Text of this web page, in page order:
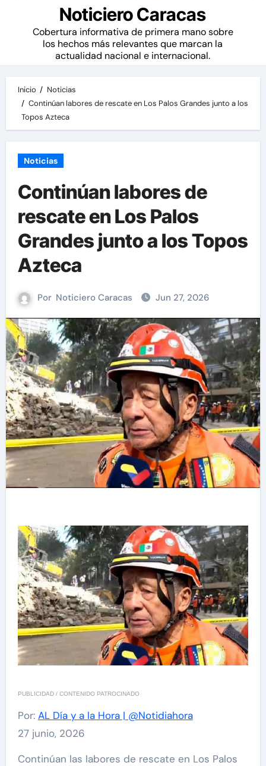
Noticiero Caracas
Cobertura informativa de primera mano sobre
los hechos más relevantes que marcan la
actualidad nacional e internacional.
Inicio
Noticias
Continúan labores de rescate en Los Palos Grandes junto a los
Topos Azteca
Noticias
Continúan labores de
rescate en Los Palos
Grandes junto a los Topos
Azteca
Por Noticiero Caracas Jun 27, 2026
PUBLICIDAD / CONTENIDO PATROCINADO
Por: AL Día y a la Hora | @Notidiahora
27 junio, 2026
Continúan las labores de rescate en Los Palos